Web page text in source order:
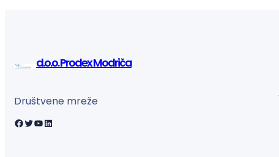
d.o.o. Prodex Modriča
Društvene mreže
Facebook Twitter YouTube LinkedIn